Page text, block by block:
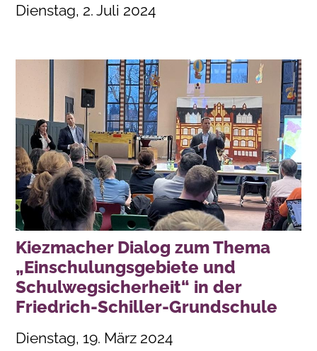
Dienstag, 2. Juli 2024
Kiezmacher Dialog zum Thema
„Einschulungsgebiete und
Schulwegsicherheit“ in der
Friedrich-Schiller-Grundschule
Dienstag, 19. März 2024